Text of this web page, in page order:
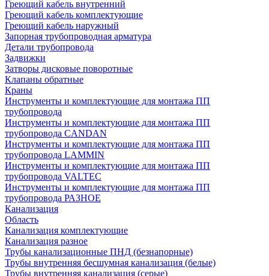
Греющий кабель внутренний
Греющий кабель комплектующие
Греющий кабель наружный
Запорная трубопроводная арматура
Детали трубопровода
Задвижки
Затворы дисковые поворотные
Клапаны обратные
Краны
Инструменты и комплектующие для монтажа ПП
трубопровода
Инструменты и комплектующие для монтажа ПП
трубопровода CANDAN
Инструменты и комплектующие для монтажа ПП
трубопровода LAMMIN
Инструменты и комплектующие для монтажа ПП
трубопровода VALTEC
Инструменты и комплектующие для монтажа ПП
трубопровода РАЗНОЕ
Канализация
Область
Канализация комплектующие
Канализация разное
Трубы канализационные ПНД (безнапорные)
Трубы внутренняя бесшумная канализация (белые)
Трубы внутренняя канализация (серые)